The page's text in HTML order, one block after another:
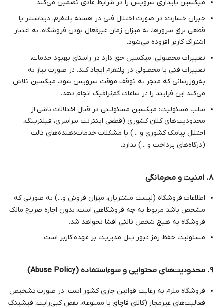
میکسین پایداری سرویس را در شرایط عادی تضمین می‌کند.
جبران خسارت: در صورت اختلال فنی در هسته پلتفرم، دیتاسنتر یا
قطعی برق سرورها، به میزان زمان غیرفعال بودن فروشگاه، به اعتبار
اشتراک کاربر افزوده می‌شود.
تغییرات محصولی: میکسین حق دارد در راستای بهبود خدمات،
تغییرات فنی یا محصولی در پلتفرم ایجاد کند. در صورت نیاز به
به‌روزرسانی که منجر به توقف موقت سرویس شود، میکسین تلاش
می‌کند این فرایند را در ساعات کم‌ترافیک انجام دهد.
سلب مسئولیت: میکسین مسئولیتی در قبال اختلالات ناشی از
محدودیت‌های کلان کشوری (قطعی اینترنت سراسری، فیلترینگ،
اختلال پیامک کشوری و ...) یا مشکلات خدمات‌دهنده‌های ثالث
(درگاه‌های پرداخت و ...) ندارد.
۸. امنیت و محرمانگی
اطلاعات فروشگاه (لیست مشتریان، میزان فروش و...) به صورتی که
مشخص باشد مربوط به چه فروشگاهی‌ است، بدون اجازه صریح مالک
فروشگاه به هیچ شخص ثالثی افشا نخواهد شد.
مسئولیت حفظ رمز عبور پنل مدیریت بر عهده کاربر است.
۹. محدودیت‌های محتوایی و سوءاستفاده (Abuse Policy)
فروشگاه ملزم به رعایت قوانین جاری کشور است. در صورت تشخیص
فعالیت‌های غیرمجاز (کالای قاچاق یا ممنوعه، نقض کپی‌رایت، فیشینگ